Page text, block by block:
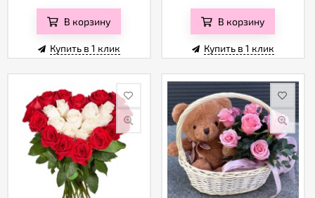
В корзину
Купить в 1 клик
В корзину
Купить в 1 клик